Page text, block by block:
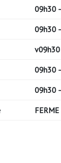
09h30
09h30
v
09h30
09h30
FERME